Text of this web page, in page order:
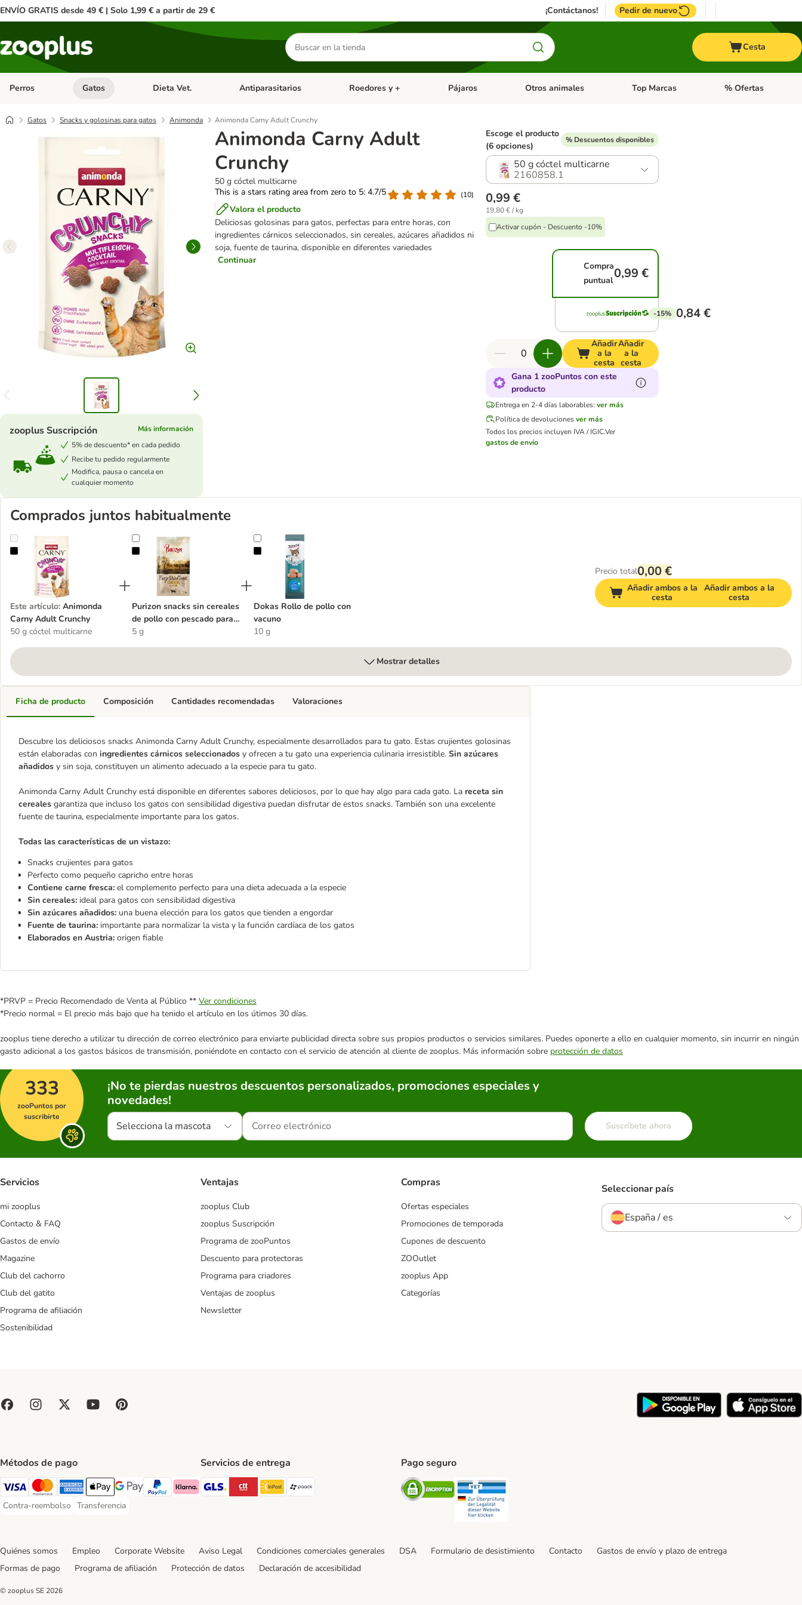
ENVÍO GRATIS desde 49 € | Solo 1,99 € a partir de 29 € ¡Contáctanos! Pedir de nuevo
Buscar
productos
Cesta
Perros Menú de categoria abierto: Perros
Gatos Menú de categoria abierto: Gatos
Dieta Vet. Menú de categoria abierto: Dieta Vet.
Antiparasitarios Menú de categoria abierto: Antiparasitarios
Roedores y + Menú de categoria abierto: Roedores y +
Pájaros Menú de categoria abierto: Pájaros
Otros animales Menú de categoria abierto: Otros animales
Top Marcas Menú de categoria
% Ofertas
Gatos Snacks y golosinas para gatos Animonda Animonda Carny Adult Crunchy
Animonda Carny Adult
Crunchy
50 g cóctel multicarne
This is a stars rating area from zero to 5: 4.7/5
(10)
Valora el producto
Deliciosas golosinas para gatos, perfectas para entre horas, con
ingredientes cárnicos seleccionados, sin cereales, azúcares añadidos ni
soja, fuente de taurina, disponible en diferentes variedades
Continuar
zooplus Suscripción
Más información
5% de descuento* en cada pedido
Recibe tu pedido regularmente
Modifica, pausa o cancela en
cualquier momento
Escoge el producto
(6 opciones)
% Descuentos disponibles
50 g cóctel multicarne
2160858.1
0,99 €
19,80 € / kg
Activar cupón - Descuento -10%
Compra
puntual0,99 €
-15% 0,84 €
Añadir
a la
cesta
Añadir
a la
cesta
Gana 1 zooPuntos con este
producto
Entrega en 2-4 días laborables: ver más
Política de devolucionesver más
Todos los precios incluyen IVA / IGIC.Ver
gastos de envío
Comprados juntos habitualmente
Animonda Carny Adult Crunchy
Este artículo: Animonda
Carny Adult Crunchy
50 g cóctel multicarne
Purizon snacks sin cereales de pollo con pescado para gatos
Purizon snacks sin cereales
de pollo con pescado para
gatos
5 g
Dokas Rollo de pollo con vacuno
Dokas Rollo de pollo con
vacuno
10 g
Precio total0,00 €
Añadir ambos a la
cesta
Añadir ambos a la
cesta
Mostrar detalles
Ficha de producto
Descubre los deliciosos snacks Animonda Carny Adult Crunchy, especialmente desarrollados para tu gato. Estas crujientes golosinas
están elaboradas con ingredientes cárnicos seleccionados y ofrecen a tu gato una experiencia culinaria irresistible. Sin azúcares
añadidos y sin soja, constituyen un alimento adecuado a la especie para tu gato.
Animonda Carny Adult Crunchy está disponible en diferentes sabores deliciosos, por lo que hay algo para cada gato. La receta sin
cereales garantiza que incluso los gatos con sensibilidad digestiva puedan disfrutar de estos snacks. También son una excelente
fuente de taurina, especialmente importante para los gatos.
Todas las características de un vistazo:
Snacks crujientes para gatos
Perfecto como pequeño capricho entre horas
Contiene carne fresca: el complemento perfecto para una dieta adecuada a la especie
Sin cereales: ideal para gatos con sensibilidad digestiva
Sin azúcares añadidos: una buena elección para los gatos que tienden a engordar
Fuente de taurina: importante para normalizar la vista y la función cardíaca de los gatos
Elaborados en Austria: origen fiable
Composición Cantidades recomendadas Valoraciones
*PRVP = Precio Recomendado de Venta al Público ** Ver condiciones
*Precio normal = El precio más bajo que ha tenido el artículo en los útimos 30 días.
zooplus tiene derecho a utilizar tu dirección de correo electrónico para enviarte publicidad directa sobre sus propios productos o servicios similares. Puedes oponerte a ello en cualquier momento, sin incurrir en ningún
gasto adicional a los gastos básicos de transmisión, poniéndote en contacto con el servicio de atención al cliente de zooplus. Más información sobre protección de datos
333
zooPuntos por
suscribirte
¡No te pierdas nuestros descuentos personalizados, promociones especiales y
novedades!
Selecciona la mascota Suscríbete ahora
Servicios
mi zooplus
Contacto & FAQ
Gastos de envío
Magazine
Club del cachorro
Club del gatito
Programa de afiliación
Sostenibilidad
Ventajas
zooplus Club
zooplus Suscripción
Programa de zooPuntos
Descuento para protectoras
Programa para criadores
Ventajas de zooplus
Newsletter
Compras
Ofertas especiales
Promociones de temporada
Cupones de descuento
ZOOutlet
zooplus App
Categorías
Seleccionar país
España / es
Métodos de pago
Visa Payment Method
Mastercard Payment Method
American Express Payment Method
Apple Pay Payment Method
Google Pay Payment Method
PayPal Payment Method
Klarna Payment Method
Contra-reembolso
Contra-reembolso Payment Method
Transferencia
Transferencia Payment Method
Servicios de entrega
GLS Shipping Method
CTTExpress Shipping Method
InPost Shipping Method
paack Shipping Method
Pago seguro
Security
Quiénes somos Empleo Corporate Website Aviso Legal Condiciones comerciales generales DSA Formulario de desistimiento Contacto
Gastos de envío y plazo de entrega
Formas de pago
Programa de afiliación Protección de datos Declaración de accesibilidad
© zooplus SE 2026